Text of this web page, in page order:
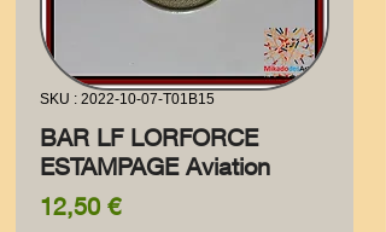
SKU : 2022-10-07-T01B15
BAR LF LORFORCE
ESTAMPAGE Aviation
12,50 €Prix